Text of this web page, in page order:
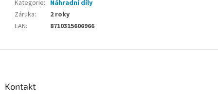
Kategorie: Náhradní díly
Záruka:
2 roky
EAN: 8710315606966
Kontakt